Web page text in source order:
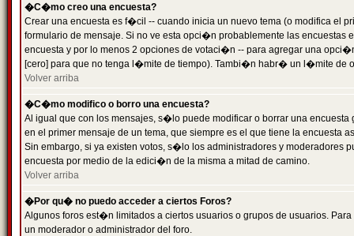
�C�mo creo una encuesta?
Crear una encuesta es f�cil -- cuando inicia un nuevo tema (o modifica el
formulario de mensaje. Si no ve esta opci�n probablemente las
encuesta y por lo menos 2 opciones de votaci�n -- para agregar una
[cero] para que no tenga l�mite de tiempo). Tambi�n habr� un l�mite de
Volver arriba
�C�mo modifico o borro una encuesta?
Al igual que con los mensajes, s�lo puede modificar o borrar una
en el primer mensaje de un tema, que siempre es el que tiene la encuesta
Sin embargo, si ya existen votos, s�lo los administradores y moderadores
encuesta por medio de la edici�n de la misma a mitad de camino.
Volver arriba
�Por qu� no puedo acceder a ciertos Foros?
Algunos foros est�n limitados a ciertos usuarios o grupos de usuarios.
un moderador o administrador del foro.